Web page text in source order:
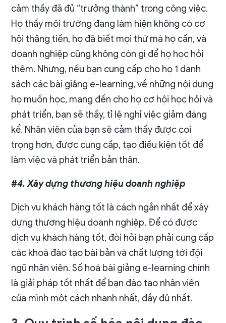
cảm thấy đã đủ “trưởng thành” trong công việc.
Họ thấy môi trường đang làm hiện không có cơ
hội thăng tiến, họ đã biết mọi thứ mà họ cần, và
doanh nghiệp cũng không còn gì để họ học hỏi
thêm. Nhưng, nếu bạn cung cấp cho họ 1 danh
sách các bài giảng e-learning, về những nội dung
họ muốn học, mang đến cho họ cơ hội học hỏi và
phát triển, bạn sẽ thấy, tỉ lệ nghỉ việc giảm đáng
kể. Nhân viên của bạn sẽ cảm thấy được coi
trọng hơn, được cung cấp, tạo điều kiện tốt để
làm việc và phát triển bản thân.
#4. Xây dựng thương hiệu doanh nghiệp
Dịch vụ khách hàng tốt là cách ngắn nhất để xây
dựng thương hiệu doanh nghiệp. Để có được
dịch vụ khách hàng tốt, đòi hỏi bạn phải cung cấp
các khoá đào tạo bài bản và chất lượng tới đội
ngũ nhân viên. Số hoá bài giảng e-learning chính
là giải pháp tốt nhất để bạn đào tạo nhân viên
của mình một cách nhanh nhất, đầy đủ nhất.